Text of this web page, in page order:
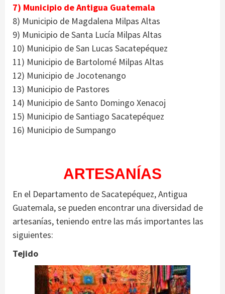
7) Municipio de Antigua Guatemala
8) Municipio de Magdalena Milpas Altas
9) Municipio de Santa Lucía Milpas Altas
10) Municipio de San Lucas Sacatepéquez
11) Municipio de Bartolomé Milpas Altas
12) Municipio de Jocotenango
13) Municipio de Pastores
14) Municipio de Santo Domingo Xenacoj
15) Municipio de Santiago Sacatepéquez
16) Municipio de Sumpango
ARTESANÍAS
En el Departamento de Sacatepéquez, Antigua
Guatemala, se pueden encontrar una diversidad de
artesanías, teniendo entre las más importantes las
siguientes:
Tejido